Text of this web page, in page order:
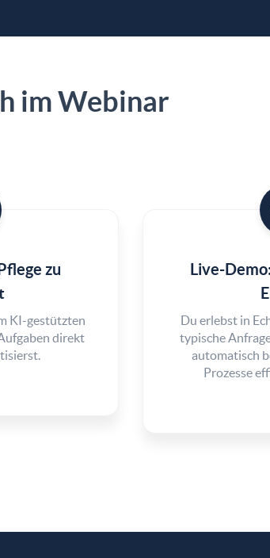
im Webinar
zu
KI-gestützten
direkt
Live-
Du erlebst in
typische
automatisch
Prozesse